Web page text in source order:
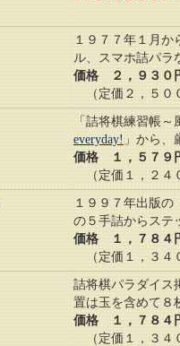
１９７７年１月か
ル、スマホ詰パラ
価格 ２，９３０
（定価２，５０
「詰将棋練習帳
everyday! 」から、
価格 １，５７９
（定価１，２４
１９９７年出版の
の５手詰からステ
価格 １，７８４
（定価１，３４
詰将棋パラダイス
置は玉を含めて８
価格 １，７８４
（定価１，３４